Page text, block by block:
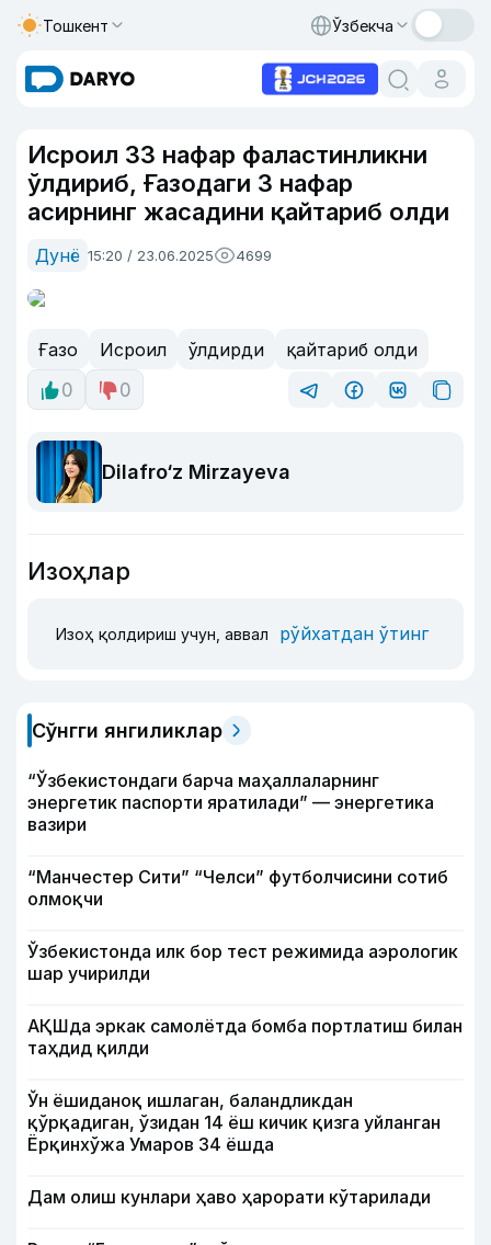
Тошкент Ўзбекча
Исроил 33 нафар фаластинликни
ўлдириб, Ғазодаги 3 нафар
асирнинг жасадини қайтариб олди
Дунё 15:20 / 23.06.2025 4699
Ғазо Исроил ўлдирди
қайтариб олди
0
0
Dilafro‘z Mirzayeva
Изоҳлар
Изоҳ қолдириш учун, аввал рўйхатдан ўтинг
Сўнгги янгиликлар
“Ўзбекистондаги барча маҳаллаларнинг
энергетик паспорти яратилади” — энергетика
вазири
“Манчестер Сити” “Челси” футболчисини сотиб
олмоқчи
Ўзбекистонда илк бор тест режимида аэрологик
шар учирилди
АҚШда эркак самолётда бомба портлатиш билан
таҳдид қилди
Ўн ёшиданоқ ишлаган, баландликдан
қўрқадиган, ўзидан 14 ёш кичик қизга уйланган
Ёрқинхўжа Умаров 34 ёшда
Дам олиш кунлари ҳаво ҳарорати кўтарилади